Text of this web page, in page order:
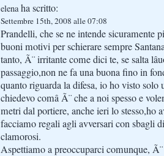
elenaha scritto:
Settembre 15th, 2008 alle 07:08
Prandelli, che se ne intende
buoni motivi per schierare sempre
tanto, Ã¨ irritante come dici te, se salta
passaggio,non ne fa una buona fino in
quanto riguarda la difesa, io ho visto solo
chiedevo comâ Ã¨ che a noi spesso e
metri dal portiere, anche ieri lo stesso,ho
facciamo regali agli avversari con sbagli
clamorosi.
Aspettiamo a preoccuparci comunque, Ã¨